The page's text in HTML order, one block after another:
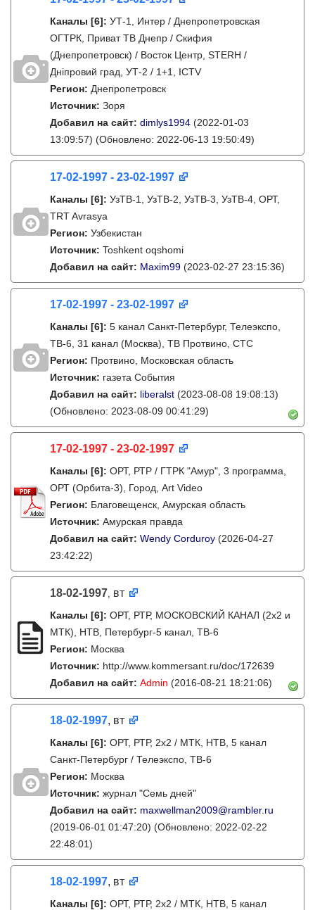
Каналы [6]: УТ-1, Интер / Днепропетровская
ОГТРК, Приват ТВ Днепр / Скифия
(Днепропетровск) / Восток Центр, STERH /
Дніпровий град, УТ-2 / 1+1, ICTV
Регион: Днепропетровск
Источник: Зоря
Добавил на сайт: dimlys1994 (2022-01-03
13:09:57) (Обновлено: 2022-06-13 19:50:49)
17-02-1997 - 23-02-1997
Каналы [6]: УзТВ-1, УзТВ-2, УзТВ-3, УзТВ-4, ОРТ,
TRT Avrasya
Регион: Узбекистан
Источник: Toshkent oqshomi
Добавил на сайт: Maxim99 (2023-02-27 23:15:36)
17-02-1997 - 23-02-1997
Каналы [6]: 5 канал Санкт-Петербург, Телеэкспо,
ТВ-6, 31 канал (Москва), ТВ Протвино, СТС
Регион: Протвино, Московская область
Источник: газета События
Добавил на сайт: liberalst (2023-08-08 19:08:13)
(Обновлено: 2023-08-09 00:41:29)
17-02-1997 - 23-02-1997
Каналы [6]: ОРТ, РТР / ГТРК "Амур", 3 программа,
ОРТ (Орбита-3), Город, Art Video
Регион: Благовещенск, Амурская область
Источник: Амурская правда
Добавил на сайт: Wendy Corduroy (2026-04-27
23:42:22)
18-02-1997, вт
Каналы [6]: ОРТ, РТР, МОСКОВСКИЙ КАНАЛ (2x2 и
МТК), НТВ, Петербург-5 канал, ТВ-6
Регион: Москва
Источник: http://www.kommersant.ru/doc/172639
Добавил на сайт: Admin (2016-08-21 18:21:06)
18-02-1997, вт
Каналы [6]: ОРТ, РТР, 2х2 / МТК, НТВ, 5 канал
Санкт-Петербург / Телеэкспо, ТВ-6
Регион: Москва
Источник: журнал "Семь дней"
Добавил на сайт: maxwellman2009@rambler.ru
(2019-06-01 01:47:20) (Обновлено: 2022-02-22
22:48:01)
18-02-1997, вт
Каналы [6]: ОРТ, РТР, 2х2 / МТК, НТВ, 5 канал